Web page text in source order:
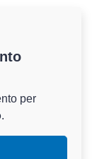
per
.